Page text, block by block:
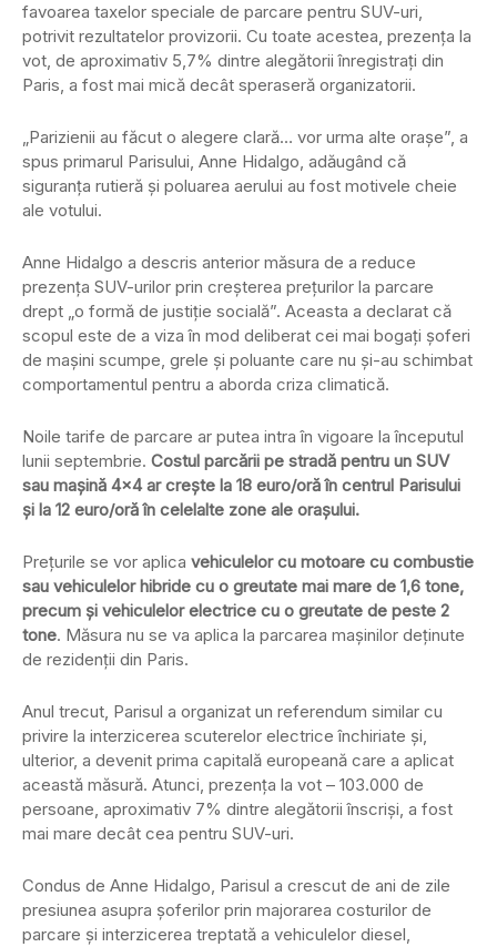
favoarea taxelor speciale de parcare pentru SUV-uri,
potrivit rezultatelor provizorii. Cu toate acestea, prezența la
vot, de aproximativ 5,7% dintre alegătorii înregistrați din
Paris, a fost mai mică decât speraseră organizatorii.
„Parizienii au făcut o alegere clară… vor urma alte orașe”, a
spus primarul Parisului, Anne Hidalgo, adăugând că
siguranța rutieră și poluarea aerului au fost motivele cheie
ale votului.
Anne Hidalgo a descris anterior măsura de a reduce
prezența SUV-urilor prin creșterea prețurilor la parcare
drept „o formă de justiție socială”. Aceasta a declarat că
scopul este de a viza în mod deliberat cei mai bogați șoferi
de mașini scumpe, grele și poluante care nu și-au schimbat
comportamentul pentru a aborda criza climatică.
Noile tarife de parcare ar putea intra în vigoare la începutul
lunii septembrie. Costul parcării pe stradă pentru un SUV
sau mașină 4×4 ar crește la 18 euro/oră în centrul Parisului
și la 12 euro/oră în celelalte zone ale orașului.
Prețurile se vor aplica vehiculelor cu motoare cu combustie
sau vehiculelor hibride cu o greutate mai mare de 1,6 tone,
precum și vehiculelor electrice cu o greutate de peste 2
tone. Măsura nu se va aplica la parcarea mașinilor deținute
de rezidenții din Paris.
Anul trecut, Parisul a organizat un referendum similar cu
privire la interzicerea scuterelor electrice închiriate și,
ulterior, a devenit prima capitală europeană care a aplicat
această măsură. Atunci, prezența la vot – 103.000 de
persoane, aproximativ 7% dintre alegătorii înscriși, a fost
mai mare decât cea pentru SUV-uri.
Condus de Anne Hidalgo, Parisul a crescut de ani de zile
presiunea asupra șoferilor prin majorarea costurilor de
parcare și interzicerea treptată a vehiculelor diesel,